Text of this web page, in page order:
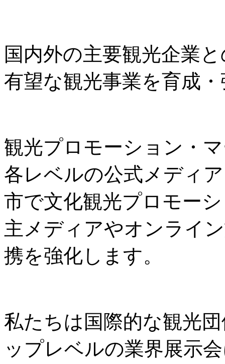
国内外の主要観光企業
有望な観光事業を育成
観光プロモーション・
各レベルの公式メディ
市で文化観光プロモー
主メディアやオンライ
携を強化します。
私たちは国際的な観光
ップレベルの業界展示